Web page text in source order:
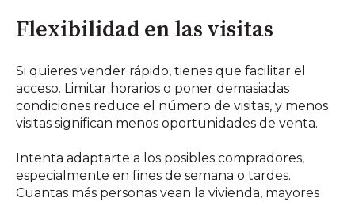
Flexibilidad en las visitas
Si quieres vender rápido, tienes que facilitar el
acceso. Limitar horarios o poner demasiadas
condiciones reduce el número de visitas, y menos
visitas significan menos oportunidades de venta.
Intenta adaptarte a los posibles compradores,
especialmente en fines de semana o tardes.
Cuantas más personas vean la vivienda, mayores